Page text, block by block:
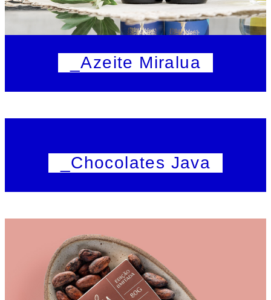
_Azeite Miralua
_Chocolates Java